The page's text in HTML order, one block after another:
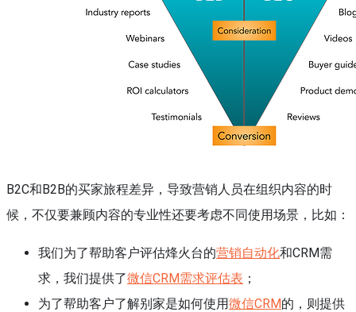
B2C和B2B的买家旅程差异，导致营销人员在组织内容的时
候，不仅要兼顾内容的专业性还要考虑不同使用场景，比如：
我们为了帮助客户评估烽火台的营销自动化和CRM需
求，我们提供了微信CRM需求评估表 ；
为了帮助客户了解别家是如何使用微信CRM的，则提供